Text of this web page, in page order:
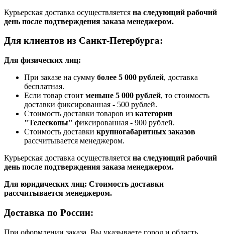
Курьерская доставка осуществляется на следующий рабочий
день после подтверждения заказа менеджером.
Для клиентов из Санкт-Петербурга:
Для физических лиц:
При заказе на сумму более 5 000 рублей, доставка
бесплатная.
Если товар стоит меньше 5 000 рублей, то стоимость
доставки фиксированная - 500 рублей.
Стоимость доставки товаров из категории
"Телескопы" фиксированная - 900 рублей.
Стоимость доставки крупногабаритных заказов
рассчитывается менеджером.
Курьерская доставка осуществляется на следующий рабочий
день после подтверждения заказа менеджером.
Для юридических лиц: Стоимость доставки
рассчитывается менеджером.
Доставка по России:
При оформлении заказа, Вы указываете город и область